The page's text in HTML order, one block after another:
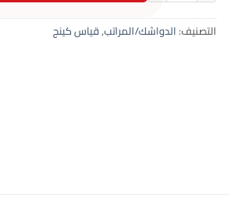
التصنيف: الدواشك/المراتب,قياس كينج